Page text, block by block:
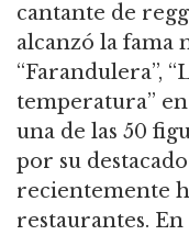
cantante de
alcanzó la fama
“Farandulera”,
temperatura”
una de las 50
por su
recientemente
restaurantes. En